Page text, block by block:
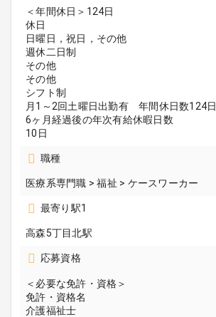
＜年間休日＞124日
休日
日曜日，祝日，その他
週休二日制
その他
その他
シフト制
月1～2回土曜日出勤有 年間休日数124日
6ヶ月経過後の年次有給休暇日数
10日
職種
医療系専門職 > 福祉 > ケースワーカー
最寄り駅1
高森5丁目北駅
応募資格
＜必要な免許・資格＞
免許・資格名
介護福祉士